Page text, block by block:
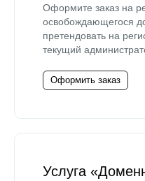
Оформите заказ на
освобождающегося
претендовать на
текущий
Оформить заказ
Услуга